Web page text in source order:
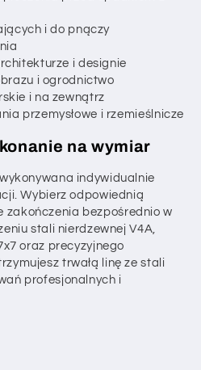
i do pnączy
i designie
i ogrodnictwo
i na zewnątrz
przemysłowe i rzemieślnicze
na wymiar
indywidualnie
Wybierz odpowiednią
zakończenia bezpośrednio w
stali nierdzewnej V4A,
oraz precyzyjnego
trwałą linę ze stali
profesjonalnych i